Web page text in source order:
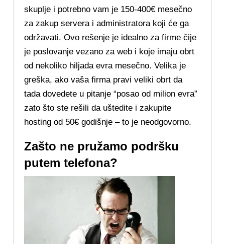
skuplje i potrebno vam je 150-400€ mesečno
za zakup servera i administratora koji će ga
održavati. Ovo rešenje je idealno za firme čije
je poslovanje vezano za web i koje imaju obrt
od nekoliko hiljada evra mesečno. Velika je
greška, ako vaša firma pravi veliki obrt da
tada dovedete u pitanje “posao od milion evra”
zato što ste rešili da uštedite i zakupite
hosting od 50€ godišnje – to je neodgovorno.
Zašto ne pružamo podršku
putem telefona?